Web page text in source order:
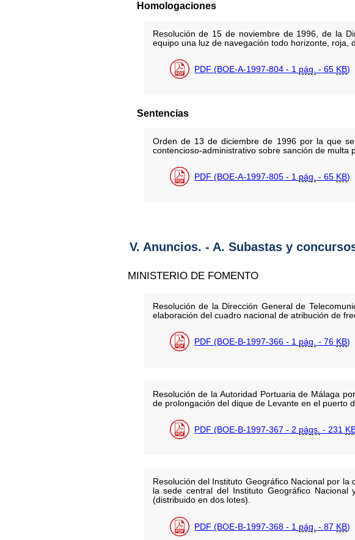
Homologaciones
Resolución de 15 de noviembre de 1996, de la
equipo una luz de navegación todo horizonte, roja,
PDF (BOE-A-1997-804 - 1 pág. - 65 KB)
Sentencias
Orden de 13 de diciembre de 1996 por la que
contencioso-administrativo sobre sanción de multa
PDF (BOE-A-1997-805 - 1 pág. - 65 KB)
V. Anuncios. - A. Subastas y
MINISTERIO DE FOMENTO
Resolución de la Dirección General de
elaboración del cuadro nacional de atribución de
PDF (BOE-B-1997-366 - 1 pág. - 76 KB)
Resolución de la Autoridad Portuaria de Málaga
de prolongación del dique de Levante en el puerto
PDF (BOE-B-1997-367 - 2 págs. - 231
Resolución del Instituto Geográfico Nacional por
la sede central del Instituto Geográfico
(distribuido en dos lotes).
PDF (BOE-B-1997-368 - 1 pág. - 87 KB)